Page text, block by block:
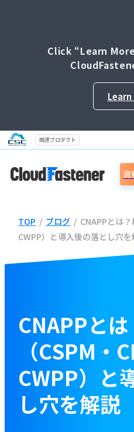
Click “Learn
Learn
関連プロダクト
導入事例
セミナー情報
ブログ
資料をダウ
お問い
資
TOP / ブログ / CNAPPとは？
CWPP）と導入後の落とし穴
CNAPPと
（CSPM・
CWPP）と
し穴を解説